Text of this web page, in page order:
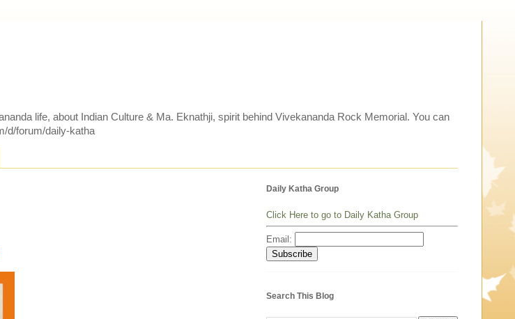
life, about Indian Culture & Ma. Eknathji, spirit behind Vivekananda Rock Memorial. You can
d/forum/daily-katha
Daily Katha Group
Click Here to go to Daily Katha Group
Email:
Search This Blog